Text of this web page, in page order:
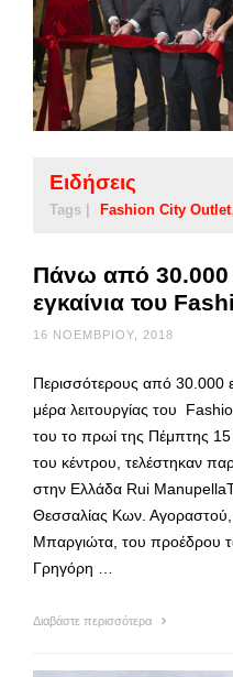
Ειδήσεις
Tags | Fashion City Outlet
Πάνω από 30.000
εγκαίνια του
16 ΝΟΕΜΒΡΊΟΥ, 2018
Περισσότερους από 30.000
μέρα λειτουργίας του
του το πρωί της Πέμπτης 15
του κέντρου, τελέστηκαν
στην Ελλάδα Rui
Θεσσαλίας Κων.
Μπαργιώτα, του προέδρου
Γρηγόρη …
Διαβάστε περισσότερα